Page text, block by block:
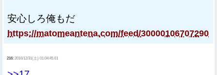
安心しろ俺もだ
https://matomeantena.com/feed/30000106707290
216: 2016/12/31(土) 01:04:45.61